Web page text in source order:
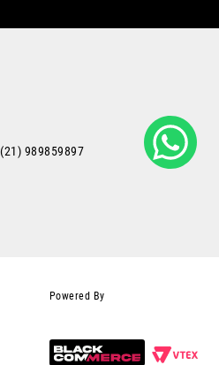
(21) 989859897
Powered By